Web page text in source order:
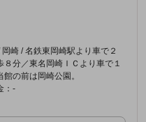
崎 / 名鉄東岡崎駅より車で２
８分／東名岡崎ＩＣより車で１
館の前は岡崎公園。
：-